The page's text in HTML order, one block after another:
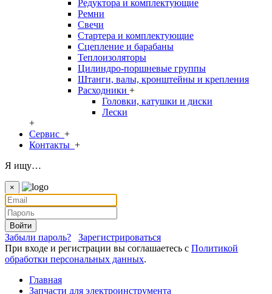
Редуктора и комплектующие
Ремни
Свечи
Стартера и комплектующие
Сцепление и барабаны
Теплоизоляторы
Цилиндро-поршневые группы
Штанги, валы, кронштейны и крепления
Расходники +
Головки, катушки и диски
Лески
+
Сервис +
Контакты +
Я ищу…
×
Войти
Забыли пароль?
Зарегистрироваться
При входе и регистрации вы соглашаетесь с Политикой
обработки персональных данных.
Главная
Запчасти для электроинструмента